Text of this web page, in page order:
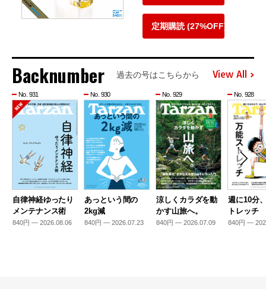
定期購読 (27%OFF)
Backnumber 過去の号はこちらから View All
No. 931
自律神経ゆったり
メンテナンス術
840円 — 2026.08.06
No. 930
あっという間の
2kg減
840円 — 2026.07.23
No. 929
涼しくカラダを動
かす山旅へ。
840円 — 2026.07.09
No. 928
週に10分
トレッチ
840円 —